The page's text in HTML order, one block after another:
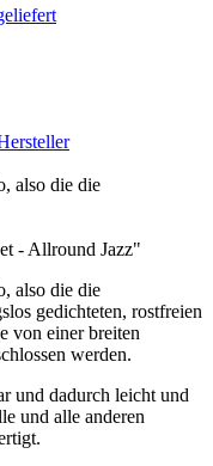
also die die
- Allround Jazz"
also die die
gedichteten, rostfreien
von einer breiten
werden.
und dadurch leicht und
und alle anderen